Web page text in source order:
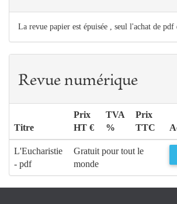
La revue papier est épuisée , seul l'achat de pdf
Revue numérique
Titre
Prix
HT €
TVA
%
Prix
TTC
L'Eucharistie
- pdf
Gratuit pour tout le
monde